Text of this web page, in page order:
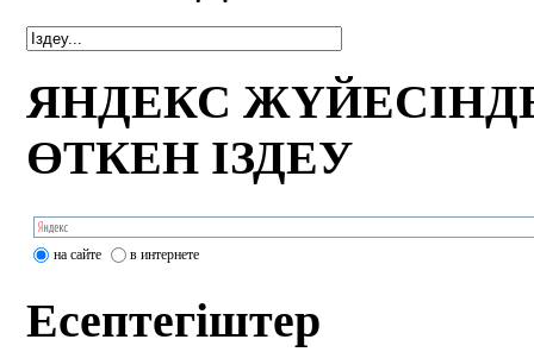
ЯНДЕКС
ӨТКЕН ІЗДЕУ
на сайте в интернете
Есептегіштер